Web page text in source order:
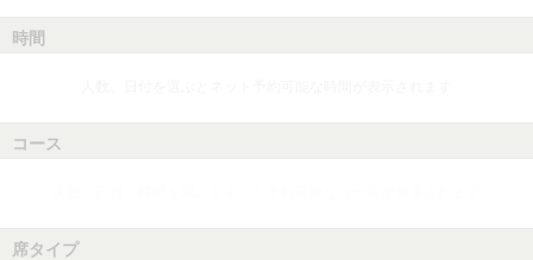
時間
コース
席タイプ